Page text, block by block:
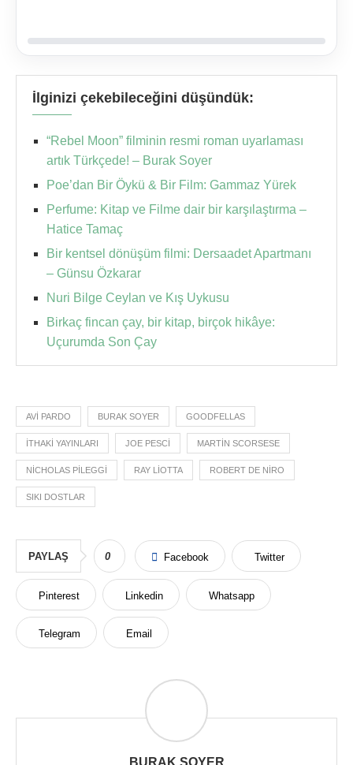
İlginizi çekebileceğini düşündük:
“Rebel Moon” filminin resmi roman uyarlaması
artık Türkçede! – Burak Soyer
Poe’dan Bir Öykü & Bir Film: Gammaz Yürek
Perfume: Kitap ve Filme dair bir karşılaştırma –
Hatice Tamaç
Bir kentsel dönüşüm filmi: Dersaadet Apartmanı
– Günsu Özkarar
Nuri Bilge Ceylan ve Kış Uykusu
Birkaç fincan çay, bir kitap, birçok hikâye:
Uçurumda Son Çay
AVI PARDO BURAK SOYER GOODFELLAS
İTHAKI YAYINLARI JOE PESCI MARTIN SCORSESE
NICHOLAS PILEGGI RAY LIOTTA ROBERT DE NIRO
SIKI DOSTLAR
PAYLAŞ 0 Facebook Twitter
Pinterest Linkedin Whatsapp
Telegram Email
BURAK SOYER